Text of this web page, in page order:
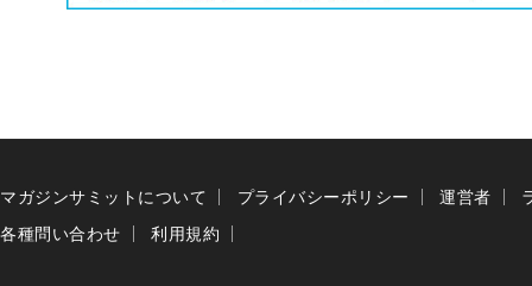
マガジンサミットについて プライバシーポリシー 運営者
各種問い合わせ
利用規約